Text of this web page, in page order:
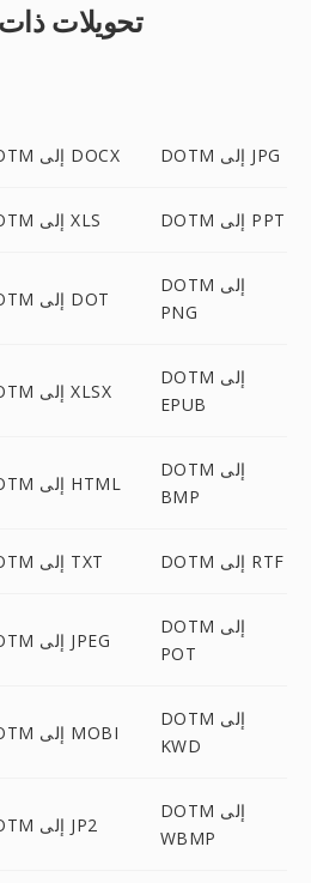
تحويلات
DOTM إلى DOCX DOTM إلى JPG
DOTM إلى XLS DOTM إلى PPT
DOTM إلى DOT
DOTM إلى
PNG
DOTM إلى XLSX
DOTM إلى
EPUB
DOTM إلى HTML
DOTM إلى
BMP
DOTM إلى TXT DOTM إلى RTF
DOTM إلى JPEG
DOTM إلى
POT
DOTM إلى MOBI
DOTM إلى
KWD
DOTM إلى JP2
DOTM إلى
WBMP